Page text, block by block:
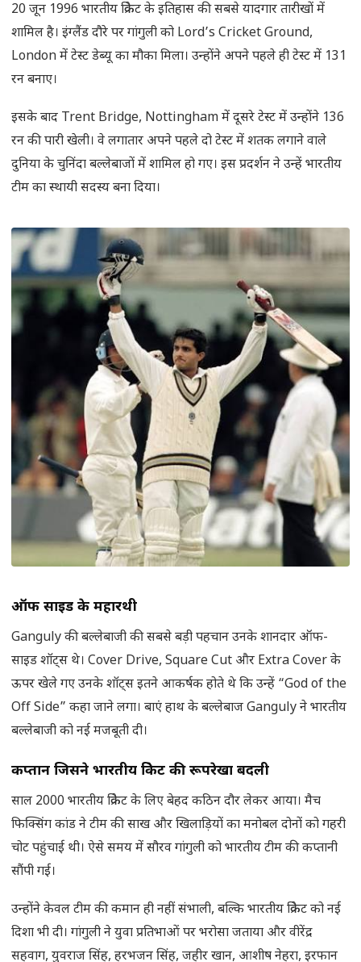
20 जून 1996 भारतीय क्रिकेट के इतिहास की सबसे यादगार तारीखों में
शामिल है। इंग्लैंड दौरे पर गांगुली को Lord’s Cricket Ground,
London में टेस्ट डेब्यू का मौका मिला। उन्होंने अपने पहले ही टेस्ट में 131
रन बनाए।
इसके बाद Trent Bridge, Nottingham में दूसरे टेस्ट में उन्होंने 136
रन की पारी खेली। वे लगातार अपने पहले दो टेस्ट में शतक लगाने वाले
दुनिया के चुनिंदा बल्लेबाजों में शामिल हो गए। इस प्रदर्शन ने उन्हें भारतीय
टीम का स्थायी सदस्य बना दिया।
ऑफ साइड के महारथी
Ganguly की बल्लेबाजी की सबसे बड़ी पहचान उनके शानदार ऑफ-
साइड शॉट्स थे। Cover Drive, Square Cut और Extra Cover के
ऊपर खेले गए उनके शॉट्स इतने आकर्षक होते थे कि उन्हें “God of the
Off Side” कहा जाने लगा। बाएं हाथ के बल्लेबाज Ganguly ने भारतीय
बल्लेबाजी को नई मजबूती दी।
कप्तान जिसने भारतीय क्रिकेट की रूपरेखा बदली
साल 2000 भारतीय क्रिकेट के लिए बेहद कठिन दौर लेकर आया। मैच
फिक्सिंग कांड ने टीम की साख और खिलाड़ियों का मनोबल दोनों को गहरी
चोट पहुंचाई थी। ऐसे समय में सौरव गांगुली को भारतीय टीम की कप्तानी
सौंपी गई।
उन्होंने केवल टीम की कमान ही नहीं संभाली, बल्कि भारतीय क्रिकेट को नई
दिशा भी दी। गांगुली ने युवा प्रतिभाओं पर भरोसा जताया और वीरेंद्र
सहवाग, युवराज सिंह, हरभजन सिंह, जहीर खान, आशीष नेहरा, इरफान